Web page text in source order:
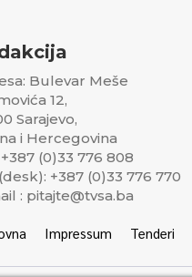
Bulevar Meše
12,
Sarajevo,
i Hercegovina
(0)33 776 808
+387 (0)33 776 770
: pitajte@tvsa.ba
Impressum Tenderi